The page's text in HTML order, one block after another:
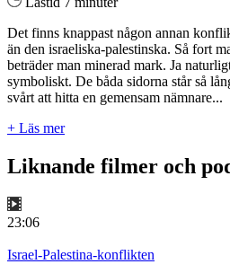
Det finns knappast någon annan
än den israeliska-palestinska. Så fort
beträder man minerad mark. Ja
symboliskt. De båda sidorna står så
svårt att hitta en gemensam nämnare...
+ Läs mer
Liknande filmer och
23:06
Israel-Palestina-konflikten